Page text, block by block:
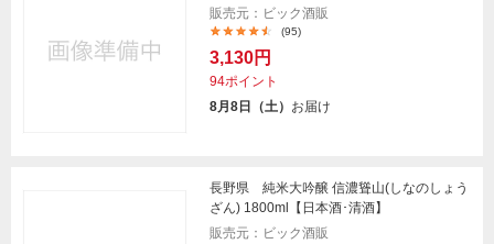
販売元：ビック酒販
(95)
3,130円
94ポイント
8月8日（土） お届け
長野県 純米大吟醸 信濃聳山(しなのしょう
ざん) 1800ml【日本酒･清酒】
販売元：ビック酒販